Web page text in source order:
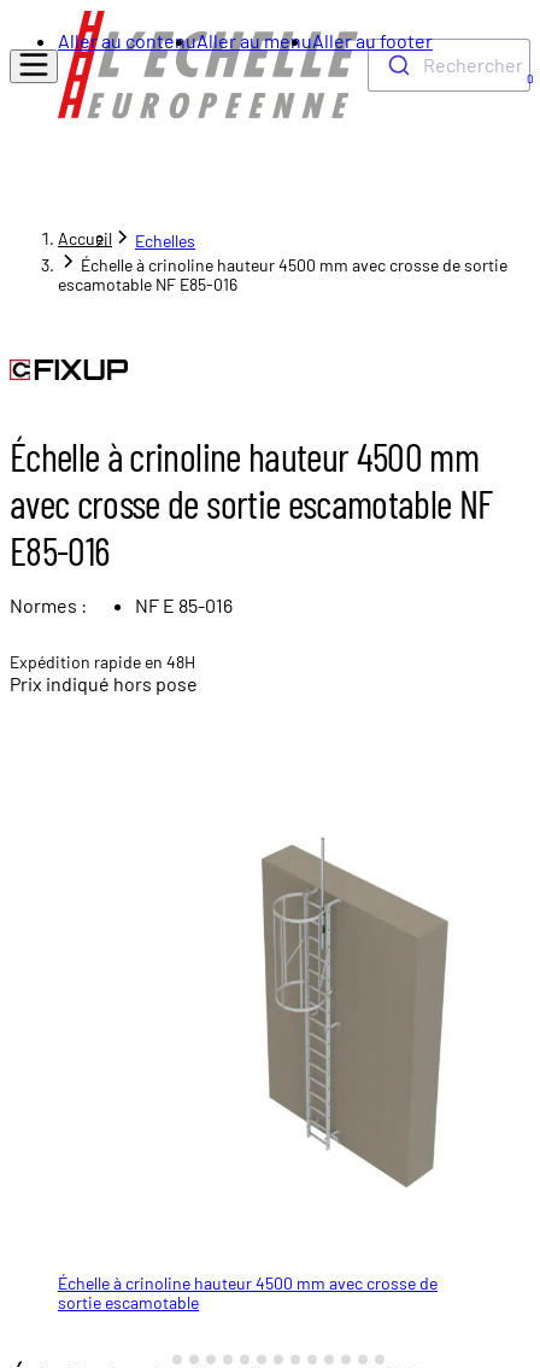
Aller au contenuAller au menuAller au footer
Rechercher
0
Accueil
Echelles
Échelle à crinoline hauteur 4500 mm avec crosse de sortie
escamotable NF E85-016
Échelle à crinoline hauteur 4500 mm
avec crosse de sortie escamotable NF
E85-016
Normes : NF E 85-016
Expédition rapide en 48H
Prix indiqué hors pose
Échelle à crinoline hauteur 4500 mm avec crosse de
sortie escamotable
Échelle à crinoline hauteur 4500 mm avec crosse de
sortie escamotable
Échelle à crinoline hauteur 4500 mm avec crosse de
sortie escamotable NF E85-016 | L'Echelle Européenne
Sortie avec crosse escamotable sur échelle
Renfort d'arceau
Clame d'arceau
Arceau standard
Echelle 1960
Echelle 2800
Pattes standards
Pattes renforcées
Patin caoutchouc
Manchon de liaison pour échelle
Pièce de liaison pour filant